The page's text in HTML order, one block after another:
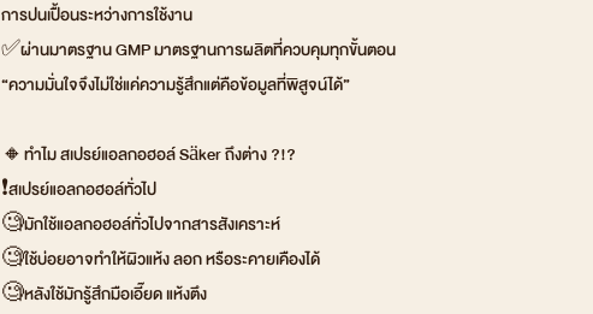
การปนเปื้อนระหว่างการใช้งาน
✅ผ่านมาตรฐาน GMP มาตรฐานการผลิตที่ควบคุมทุกขั้นตอน
“ความมั่นใจจึงไม่ใช่แค่ความรู้สึกแต่คือข้อมูลที่พิสูจน์ได้”
🔸ทำไม สเปรย์แอลกอฮอล์ Säker ถึงต่าง ?!?
❗สเปรย์แอลกอฮอล์ทั่วไป
🧐มักใช้แอลกอฮอล์ทั่วไปจากสารสังเคราะห์
🧐ใช้บ่อยอาจทำให้ผิวแห้ง ลอก หรือระคายเคืองได้
🧐หลังใช้มักรู้สึกมือเอี๊ยด แห้งตึง